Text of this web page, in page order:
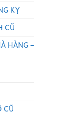
KỴ
CŨ
HÀNG –
CŨ